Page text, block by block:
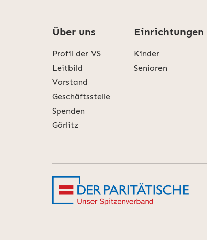
Über uns
Profil der VS
Leitbild
Vorstand
Geschäftsstelle
Spenden
Görlitz
Einrichtungen
Kinder
Senioren